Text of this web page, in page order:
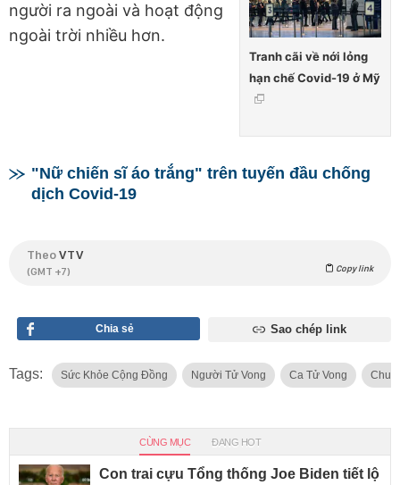
Tranh cãi về nới lỏng
hạn chế Covid-19 ở Mỹ
người ra ngoài và hoạt động
ngoài trời nhiều hơn.
"Nữ chiến sĩ áo trắng" trên tuyến đầu chống
dịch Covid-19
TheoVTV
(GMT +7) Copy link
Chia sẻ Sao chép link
Tags: Sức Khỏe Cộng Đồng Người Tử Vong Ca Tử Vong
CÙNG MỤC ĐANG HOT
Con trai cựu Tổng thống Joe Biden tiết lộ